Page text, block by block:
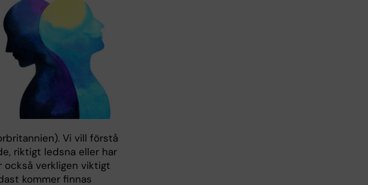
Vi vill förstå
riktigt ledsna eller har
också verkligen viktigt
kommer finnas